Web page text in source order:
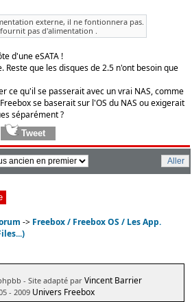
externe, il ne fontionnera pas.
fournit pas d'alimentation .
d'une eSATA !
que les disques de 2.5 n'ont besoin que
ce qu'il se passerait avec un vrai NAS, comme
se baserait sur l'OS du NAS ou exigerait
séparément ?
-> Freebox / Freebox OS / Les App.
- Site adapté par Vincent Barrier
- 2009 Univers Freebox